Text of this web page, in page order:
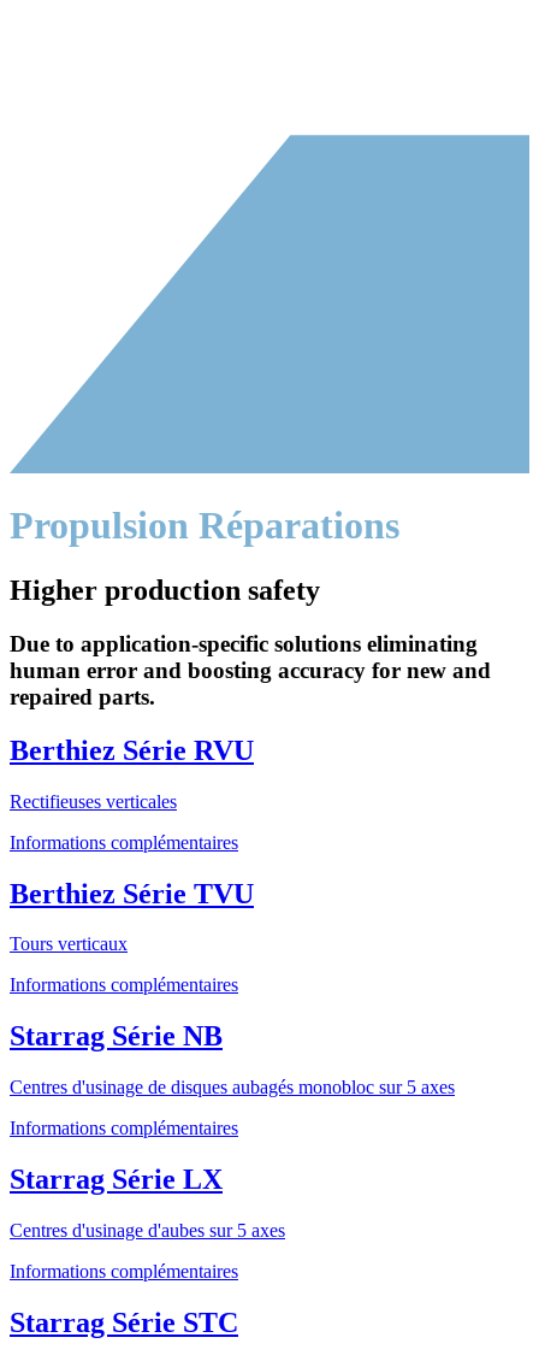
Propulsion Réparations
Higher production safety
Due to application-specific solutions eliminating
human error and boosting accuracy for new and
repaired parts.
Berthiez Série RVU
Rectifieuses verticales
Informations complémentaires
Berthiez Série TVU
Tours verticaux
Informations complémentaires
Starrag Série NB
Centres d'usinage de disques aubagés monobloc sur 5 axes
Informations complémentaires
Starrag Série LX
Centres d'usinage d'aubes sur 5 axes
Informations complémentaires
Starrag Série STC